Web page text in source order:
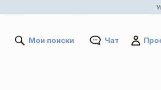
Мои поиски Чат